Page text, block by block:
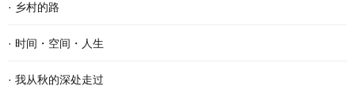
· 乡村的路
· 时间・空间・人生
· 我从秋的深处走过